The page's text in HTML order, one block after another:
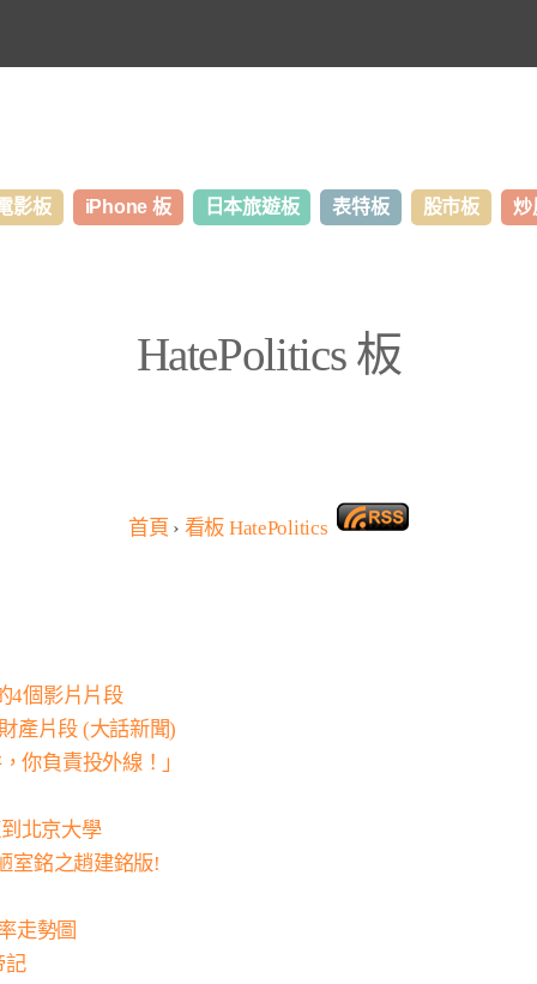
影板 iPhone 板 日本旅遊板 表特板 股市板 炒
HatePolitics 板
首頁 › 看板 HatePolitics
4個影片片段
產片段 (大話新聞)
你負責投外線！」
北京大學
室銘之趙建銘版!
走勢圖
記